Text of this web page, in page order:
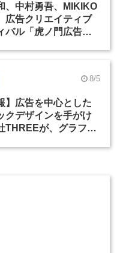
、中村勇吾、MIKIKO
広告クリエイティブ
バル「虎ノ門広告
8/5
】広告を中心とした
クデザインを手がけ
THREEが、グラフィ